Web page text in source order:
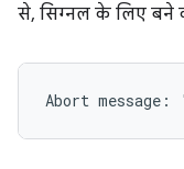
से, सिग्नल के लिए